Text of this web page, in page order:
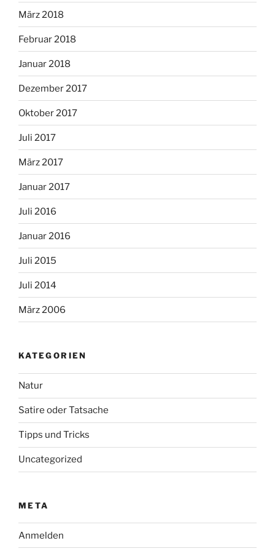
März 2018
Februar 2018
Januar 2018
Dezember 2017
Oktober 2017
Juli 2017
März 2017
Januar 2017
Juli 2016
Januar 2016
Juli 2015
Juli 2014
März 2006
KATEGORIEN
Natur
Satire oder Tatsache
Tipps und Tricks
Uncategorized
META
Anmelden